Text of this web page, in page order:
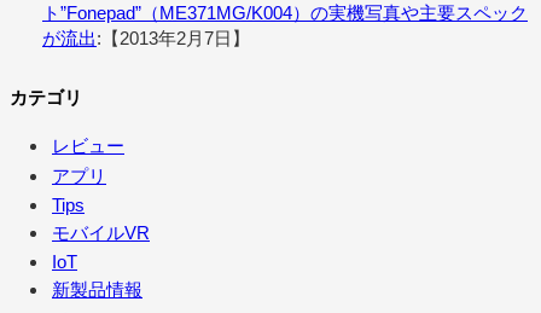
ト”Fonepad”（ME371MG/K004）の実機写真や主要スペック
が流出:【2013年2月7日】
カテゴリ
レビュー
アプリ
Tips
モバイルVR
IoT
新製品情報